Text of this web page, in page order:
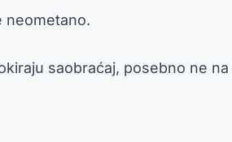
neometano.
saobraćaj, posebno ne